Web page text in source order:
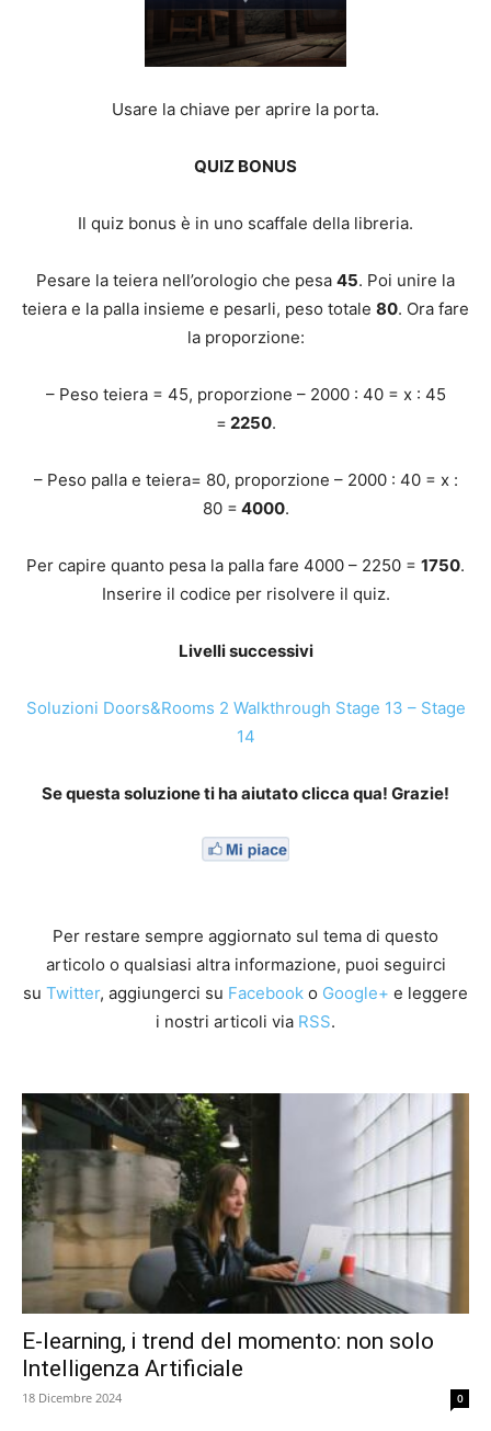
Usare la chiave per aprire la porta.
QUIZ BONUS
Il quiz bonus è in uno scaffale della libreria.
Pesare la teiera nell’orologio che pesa 45. Poi unire la
teiera e la palla insieme e pesarli, peso totale 80. Ora fare
la proporzione:
– Peso teiera = 45, proporzione – 2000 : 40 = x : 45
= 2250.
– Peso palla e teiera= 80, proporzione – 2000 : 40 = x :
80 = 4000.
Per capire quanto pesa la palla fare 4000 – 2250 = 1750.
Inserire il codice per risolvere il quiz.
Livelli successivi
Soluzioni Doors&Rooms 2 Walkthrough Stage 13 – Stage
14
Se questa soluzione ti ha aiutato clicca qua! Grazie!
Per restare sempre aggiornato sul tema di questo
articolo o qualsiasi altra informazione, puoi seguirci
su Twitter, aggiungerci su Facebook o Google+ e leggere
i nostri articoli via RSS.
E-learning, i trend del momento: non solo
Intelligenza Artificiale
18 Dicembre 2024 0